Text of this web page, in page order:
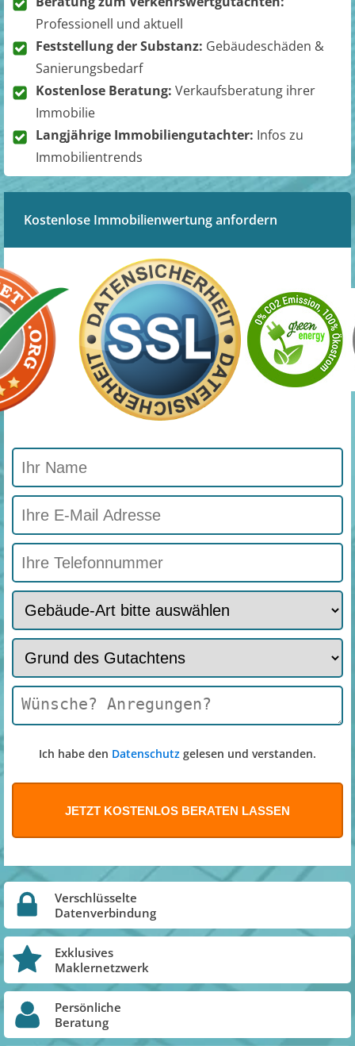
Professionell und aktuell
Feststellung der Substanz: Gebäudeschäden &
Sanierungsbedarf
Kostenlose Beratung: Verkaufsberatung ihrer
Immobilie
Langjährige Immobiliengutachter: Infos zu
Immobilientrends
Kostenlose Immobilienwertung anfordern
Ich habe den Datenschutz gelesen und verstanden.
Verschlüsselte
Datenverbindung
Exklusives
Maklernetzwerk
Persönliche
Beratung